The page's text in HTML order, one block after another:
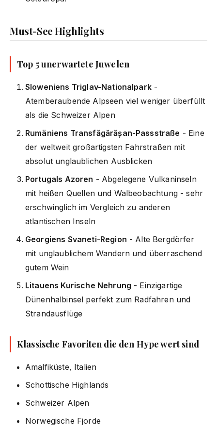
Must-See Highlights
Top 5 unerwartete Juwelen
Sloweniens Triglav-Nationalpark-
Atemberaubende Alpseen viel weniger überfüllt
als die Schweizer Alpen
Rumäniens Transfăgărășan-Passstraße - Eine
der weltweit großartigsten Fahrstraßen mit
absolut unglaublichen Ausblicken
Portugals Azoren - Abgelegene Vulkaninseln
mit heißen Quellen und Walbeobachtung - sehr
erschwinglich im Vergleich zu anderen
atlantischen Inseln
Georgiens Svaneti-Region - Alte Bergdörfer
mit unglaublichem Wandern und überraschend
gutem Wein
Litauens Kurische Nehrung - Einzigartige
Dünenhalbinsel perfekt zum Radfahren und
Strandausflüge
Klassische Favoriten die den Hype wert sind
Amalfiküste, Italien
Schottische Highlands
Schweizer Alpen
Norwegische Fjorde